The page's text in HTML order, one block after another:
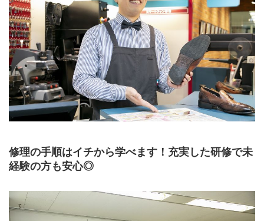
修理の手順はイチから学べます！充実した研修で未
経験の方も安心◎